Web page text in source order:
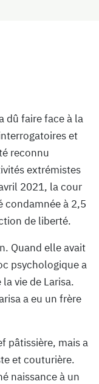
dû faire face à la
et
reconnu
extrémistes
2021, la cour
condamnée à 2,5
de liberté.
Quand elle avait
psychologique a
vie de Larisa.
a eu un frère
pâtissière, mais a
et couturière.
naissance à un